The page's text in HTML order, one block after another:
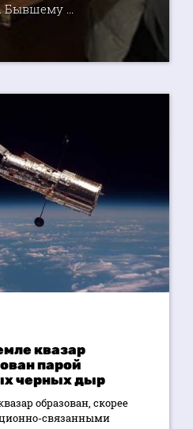
Бывшему ...
квазар
парой
черных дыр
образован, скорее
связанными